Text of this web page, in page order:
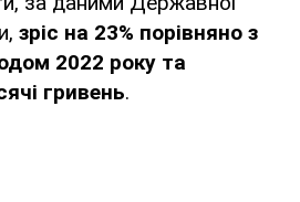
зріс на 23% порівняно з
2022 року та
гривень.